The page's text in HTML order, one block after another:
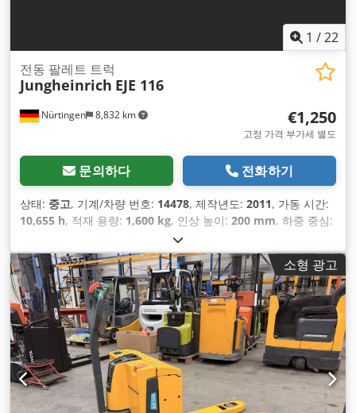
1 /22
Nürtingen 8,832 km
전동 팔레트 트럭
Jungheinrich EJE 116
€1,250
고정 가격 부가세 별도
문의하다 전화하기
상태: 중고, 기계/차량 번호: 14478, 제작년도: 2011, 가동 시간:
10,655 h, 적재 용량: 1,600 kg, 인상 높이: 200 mm, 하중 중심:
, 마스트 유형:
mm, 배터리 전압:24 V, 포크 길이:1,150 mm, 총중량:519 kg,
소형 광고